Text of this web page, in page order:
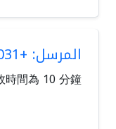
المرسل: +19592009031
時間為 10 分鐘.